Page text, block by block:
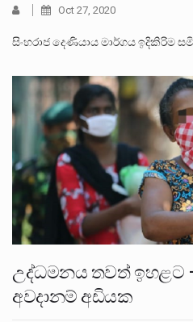
Oct 27, 2020
සිංහරාජ දෙණියාය මාර්ගය ඉදිකිරිම
උද්ධමනය තවත් ඉහළට
අවදානම් අඩියක